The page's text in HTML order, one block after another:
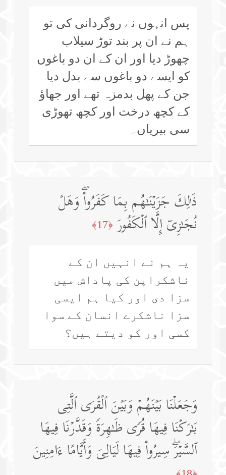
پس انہوں نے روگردانی کی تو
ہم نے ان پر بند توڑ سیلاب
چھوڑ دیا اور ان کے ان دو باغوں
کو ایسے دو باغوں سے بدل دیا
جن کے پھل بدمزہ تھے اور جھاؤ
کے کچھ درخت اور کچھ تھوڑی
سی بیریاں۔
ذَ ٰ⁠لِكَ جَزَیۡنَـٰهُم بِمَا كَفَرُوا۟ۖ وَهَلۡ
نُجَـٰزِیۤ إِلَّا ٱلۡكَفُورَ ﴿17﴾
یہ ہم نے انہیں ان کے
ناشکراپن کی پاداش میں
سزا دی اور کیا ہم ایسی
سزا ناشکرے انسان کے سوا
کسی اور کو دیتے ہیں؟
وَجَعَلۡنَا بَیۡنَهُمۡ وَبَیۡنَ ٱلۡقُرَى ٱلَّتِی
بَـٰرَكۡنَا فِیهَا قُرࣰى ظَـٰهِرَةࣰ وَقَدَّرۡنَا فِیهَا
ٱلسَّیۡرَۖ سِیرُوا۟ فِیهَا لَیَالِیَ وَأَیَّامًا ءَامِنِینَ